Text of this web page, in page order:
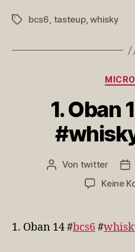
Schlagwörter
bcs6, tasteup,whisky
1. Oban
Beitragsautor
Von twitter
Keine
1. Oban 14 #bcs6 #